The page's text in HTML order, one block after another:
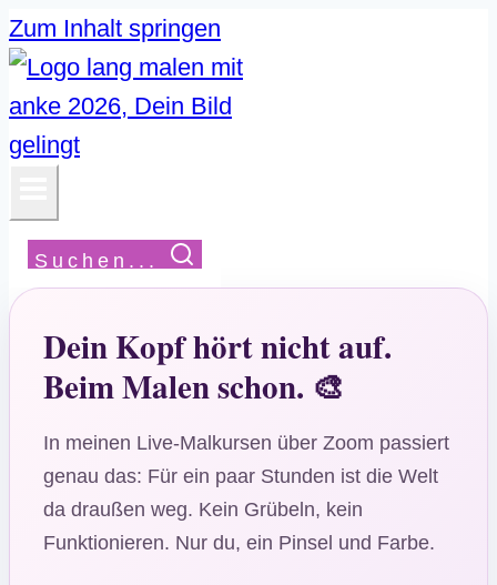
Zum Inhalt springen
Suchen...
Dein Kopf hört nicht auf.
Beim Malen schon. 🎨
In meinen Live-Malkursen über Zoom passiert
genau das: Für ein paar Stunden ist die Welt
da draußen weg. Kein Grübeln, kein
Funktionieren. Nur du, ein Pinsel und Farbe.